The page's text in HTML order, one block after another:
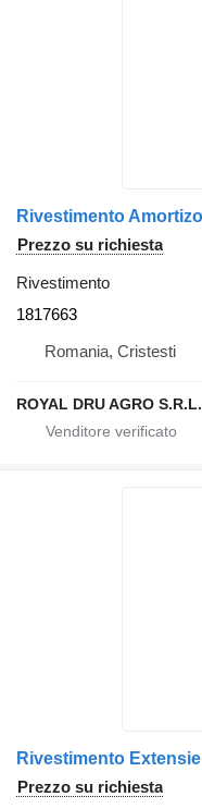
Prezzo su richiesta
Rivestimento
1817663
Romania, Cristesti
ROYAL DRU AGRO S.R.L.
Prezzo su richiesta